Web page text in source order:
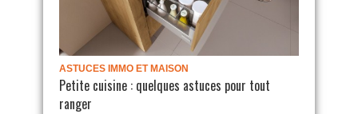
ASTUCES IMMO ET MAISON
Petite cuisine : quelques astuces pour tout
ranger